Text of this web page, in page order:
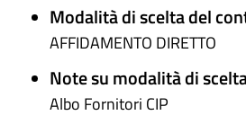
Modalità di scelta del
AFFIDAMENTO DIRETTO
Note su modalità di
Albo Fornitori CIP